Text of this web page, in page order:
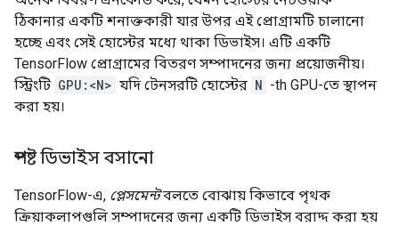
ঠিকানার একটি শনাক্তকারী যার উপর এই প্রোগ্রামটি চালানো
হচ্ছে এবং সেই হোস্টের মধ্যে থাকা ডিভাইস। এটি একটি
TensorFlow প্রোগ্রামের বিতরণ সম্পাদনের জন্য প্রয়োজনীয়।
স্ট্রিংটি GPU:<N> যদি টেনসরটি হোস্টের N -th GPU-তে স্থাপন
করা হয়।
স্পষ্ট ডিভাইস বসানো
TensorFlow-এ, প্লেসমেন্টবলতে বোঝায় কিভাবে পৃথক
ক্রিয়াকলাপগুলি সম্পাদনের জন্য একটি ডিভাইস বরাদ্দ করা হয়